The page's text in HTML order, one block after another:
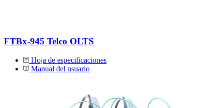
FTBx-945 Telco OLTS
Hoja de especificaciones
Manual del usuario